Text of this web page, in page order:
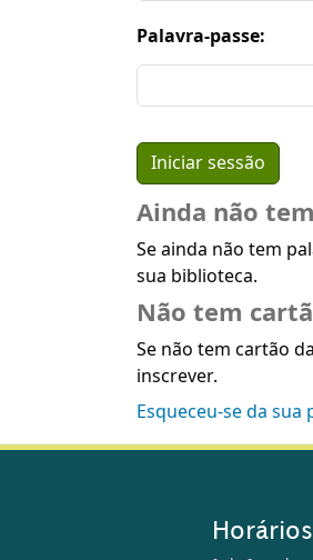
Palavra-passe:
Ainda não
Se ainda não tem
sua biblioteca.
Não tem
Se não tem cartão
inscrever.
Esqueceu-se da sua
Horários